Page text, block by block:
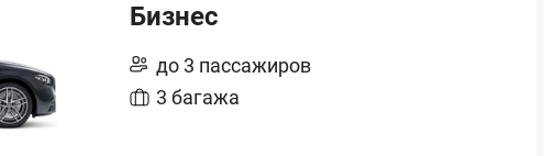
Бизнес
до 3 пассажиров
3 багажа